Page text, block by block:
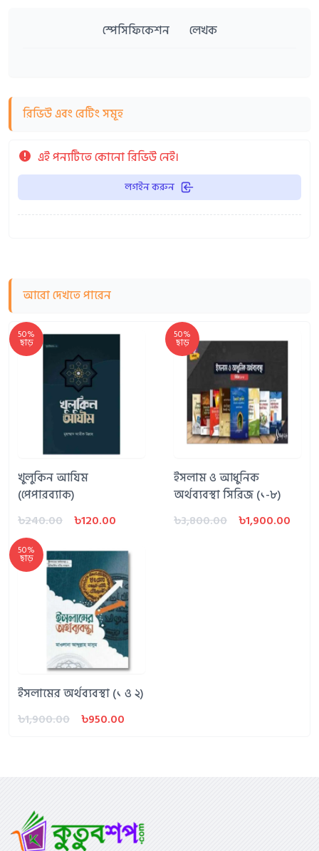
স্পেসিফিকেশন লেখক
রিভিউ এবং রেটিং সমূহ
এই পন্যটিতে কোনো রিভিউ নেই।
লগইন করুন
আরো দেখতে পারেন
50%
ছাড়
খুলুকিন আযিম
(পেপারব্যাক)
৳240.00
৳120.00
50%
ছাড়
ইসলাম ও আধুনিক
অর্থব্যবস্থা সিরিজ (১-৮)
৳3,800.00
৳1,900.00
50%
ছাড়
ইসলামের অর্থব্যবস্থা (১ ও ২)
৳1,900.00
৳950.00